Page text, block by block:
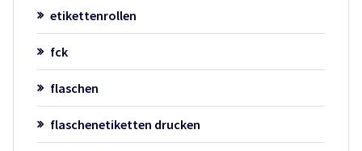
etikettenrollen
fck
flaschen
flaschenetiketten drucken